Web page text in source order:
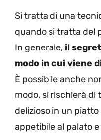
Si tratta di una
quando si tratta del
In generale, il
modo in cui viene
È possibile anche
modo, si rischierà di
delizioso in un
appetibile al palato